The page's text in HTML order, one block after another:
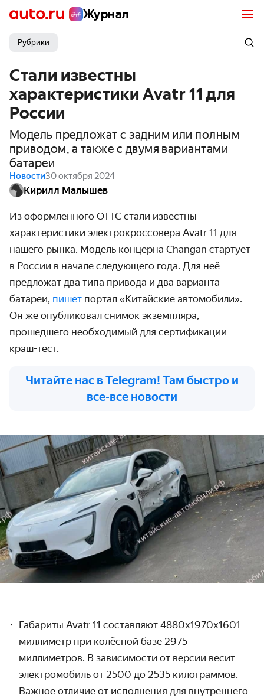
Журнал
Рубрики
Стали известны
характеристики Avatr 11 для
России
Модель предложат с задним или полным
приводом, а также с двумя вариантами
батареи
Новости30 октября 2024
Кирилл Малышев
Из оформленного ОТТС стали известны
характеристики электрокроссовера Avatr 11 для
нашего рынка. Модель концерна Changan стартует
в России в начале следующего года. Для неё
предложат два типа привода и два варианта
батареи, пишет портал «Китайские автомобили».
Он же опубликовал снимок экземпляра,
прошедшего необходимый для сертификации
краш-тест.
Читайте нас в Telegram! Там быстро и
все-все новости
Габариты Avatr 11 составляют 4880х1970х1601
миллиметр при колёсной базе 2975
миллиметров. В зависимости от версии весит
электромобиль от 2500 до 2535 килограммов.
Важное отличие от исполнения для внутреннего